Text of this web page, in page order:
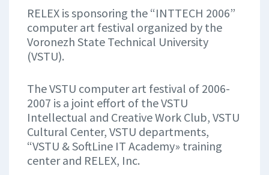
RELEX is sponsoring the “INTTECH 2006”
computer art festival organized by the
Voronezh State Technical University
(VSTU).
The VSTU computer art festival of 2006-
2007 is a joint effort of the VSTU
Intellectual and Creative Work Club, VSTU
Cultural Center, VSTU departments,
“VSTU & SoftLine IT Academy» training
center and RELEX, Inc.